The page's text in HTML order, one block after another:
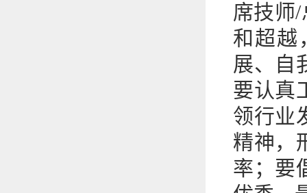
席技师
和超越
展、自
要认真
领行业
精神，
率；要